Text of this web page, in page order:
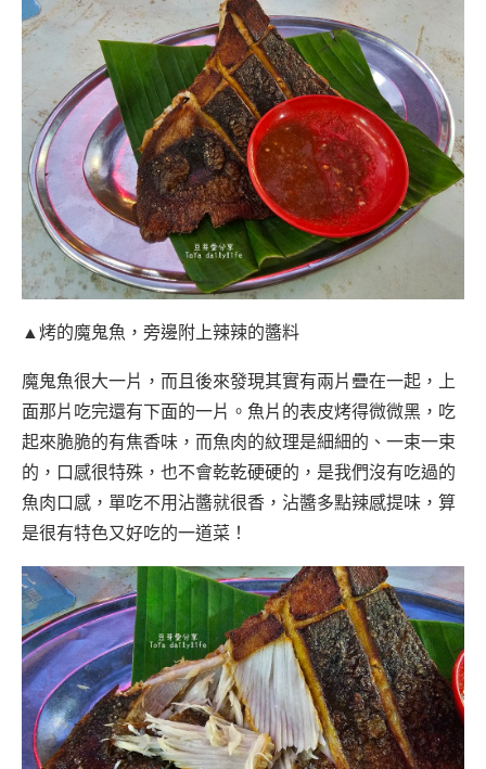
▲烤的魔鬼魚，旁邊附上辣辣的醬料
魔鬼魚很大一片，而且後來發現其實有兩片疊在一起，上
面那片吃完還有下面的一片。魚片的表皮烤得微微黑，吃
起來脆脆的有焦香味，而魚肉的紋理是細細的、一束一束
的，口感很特殊，也不會乾乾硬硬的，是我們沒有吃過的
魚肉口感，單吃不用沾醬就很香，沾醬多點辣感提味，算
是很有特色又好吃的一道菜！